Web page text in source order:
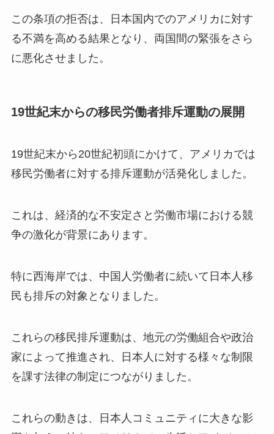
この条項の拒否は、日本国内でのアメリカに対す
る不満を高める結果となり、両国間の緊張をさら
に悪化させました。
19世紀末からの移民労働者排斥運動の展開
19世紀末から20世紀初頭にかけて、アメリカでは
移民労働者に対する排斥運動が活発化しました。
これは、経済的な不安定さと労働市場における競
争の激化が背景にあります。
特に西海岸では、中国人労働者に続いて日本人移
民も排斥の対象となりました。
これらの移民排斥運動は、地元の労働組合や政治
家によって推進され、日本人に対する様々な制限
を課す法律の制定につながりました。
これらの動きは、日本人コミュニティに大きな影